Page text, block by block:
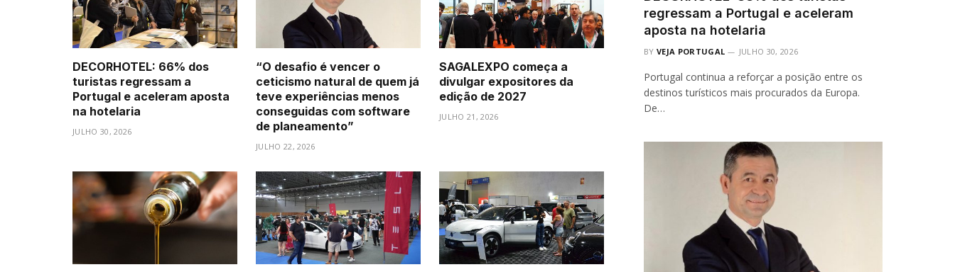
DECORHOTEL: 66% dos
turistas regressam a
Portugal e aceleram aposta
na hotelaria
JULHO 30, 2026
“O desafio é vencer o
ceticismo natural de quem já
teve experiências menos
conseguidas com software
de planeamento”
JULHO 22, 2026
SAGALEXPO começa a
divulgar expositores da
edição de 2027
JULHO 21, 2026
regressam a Portugal e aceleram
aposta na hotelaria
BY VEJA PORTUGAL JULHO 30, 2026
Portugal continua a reforçar a posição entre os
destinos turísticos mais procurados da Europa.
De…